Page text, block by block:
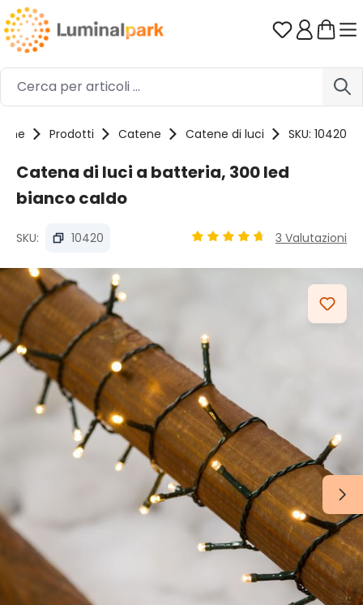
Passa al contenuto principale Hai 0
Prodotti Catene Catene di luci SKU: 10420
Catena di luci a batteria, 300 led
bianco caldo
SKU: 10420 3 Valutazioni
Salta la galleria di immagini